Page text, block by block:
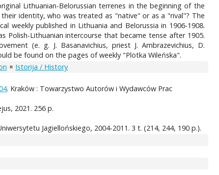
Lithuanian-Belorussian terrenes in the beginning of the
identity, who was treated as "native" or as a "rival"? The
weekly published in Lithuania and Belorussia in 1906-1908.
Polish-Lithuanian intercourse that became tense after 1905.
(e. g. J. Basanavichius, priest J. Ambrazevichius, D.
be found on the pages of weekly "Plotka Wileńska".
Istorija / History
. Kraków : Towarzystwo Autorów i Wydawców Prac
2021. 256 p.
Jagiellońskiego, 2004-2011. 3 t. (214, 244, 190 p.).